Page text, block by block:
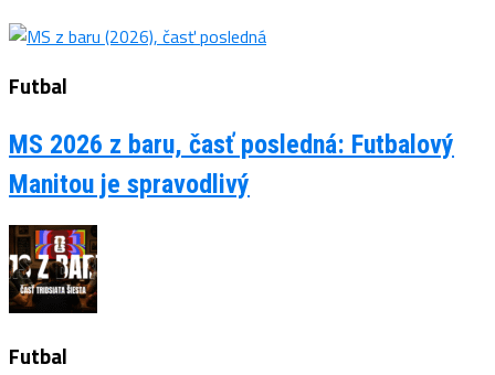
Futbal
MS 2026 z baru, časť posledná: Futbalový
Manitou je spravodlivý
Futbal